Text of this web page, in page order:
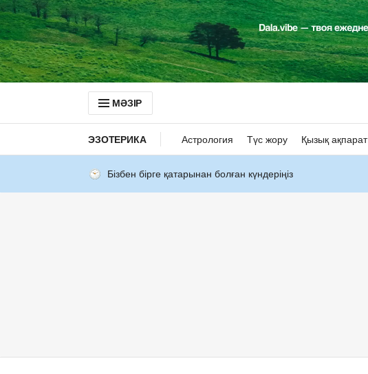
МӘЗІР
ЭЗОТЕРИКА Астрология Түс жору Қызық ақпарат
Бізбен бірге қатарынан болған күндеріңіз